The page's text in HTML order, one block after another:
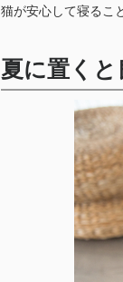
猫が安心して寝るこ
夏に置く